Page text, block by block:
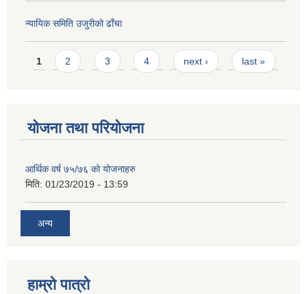
न्यायिक समिति उजुरीको ढाँचा
Pages
1 2 3 4 next › last »
योजना तथा परियोजना
आर्थिक वर्ष ७५/७६ को योजनाहरु
मिति: 01/23/2019 - 13:59
अन्य
हाम्रो पात्रो